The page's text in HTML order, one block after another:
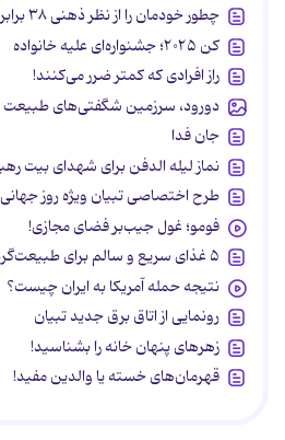
چطور خودمان را از نظر ذهنی ۳۸ برابر قوی‌تر کنیم؟
کن ۲۰۲۵؛ جشنواره‌ای علیه خانواده
راز افرادی که کمتر ضرر می‌کنند!
دورود، سرزمین شگفتی‌های طبیعت
جان فدا
نماز لیله الدفن برای شهدای بیت
طرح اختصاصی تبیان ویژه روز
فومو؛ غول جیب‌بر فضای مجازی!
۵ غذای سریع و سالم برای طبیعت‌گردی
نتیجه حمله آمریکا به ایران چیست؟
رونمایی از اتاق برق جدید تبیان
زهرهای پنهان خانه را بشناسید!
قهرمان‌های خسته یا والدین مفید!